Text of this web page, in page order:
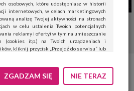
osobowych, które udostępniasz w historii
internetowych, w celach marketingowych
analizę Twojej aktywności na stronach
w celu ustalenia Twoich potencjalnych
reklamy i oferty) w tym na umieszczanie
(cookies itp.) na Twoich urządzeniach i
kliknij przycisk „Przejdź do serwisu” lub
kliknij „Nie teraz”.
Możesz edytować zakres zgody, w tym
ZGADZAM SIĘ NIE TERAZ